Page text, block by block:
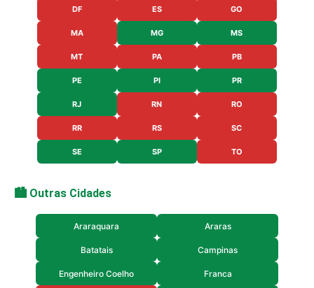
DF ES GO
MA MG MS
MT PA PB
PE PI PR
RJ RN RO
RR RS SC
SE SP TO
🏙️ Outras Cidades
Araraquara Araras
Batatais Campinas
Engenheiro Coelho Franca